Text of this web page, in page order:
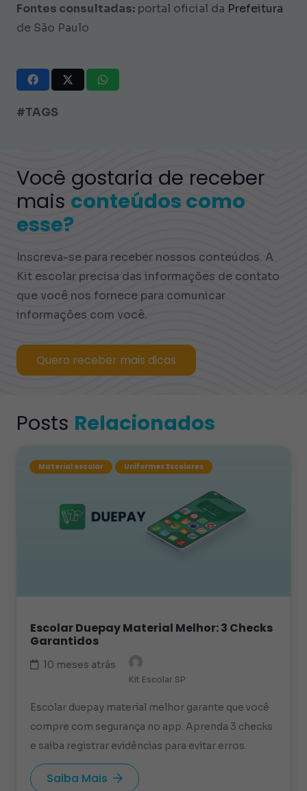
Fontes consultadas: portal oficial da Prefeitura
de São Paulo
#TAGS
Você gostaria de receber
mais conteúdos como
esse?
Inscreva-se para receber nossos conteúdos. A
Kit escolar precisa das informações de contato
que você nos fornece para comunicar
informações com você.
Quero receber mais dicas
Posts Relacionados
Material escolar Uniformes Escolares
Escolar Duepay Material Melhor: 3 Checks
Garantidos
10 meses atrás
Kit Escolar SP
Escolar duepay material melhor garante que você
compre com segurança no app. Aprenda 3 checks
e saiba registrar evidências para evitar erros.
Saiba Mais